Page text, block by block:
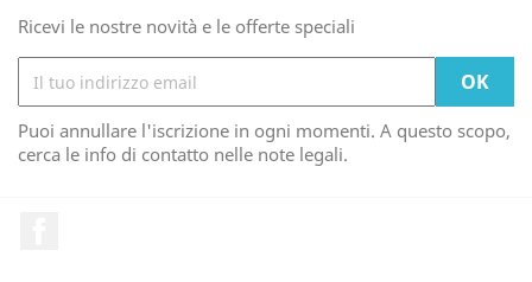
Ricevi le nostre novità e le offerte speciali
Puoi annullare l'iscrizione in ogni momenti. A questo scopo,
cerca le info di contatto nelle note legali.